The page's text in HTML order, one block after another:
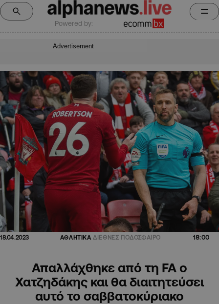
Powered by:
Advertisement
18.04.2023 ΑΘΛΗΤΙΚΑ ΔΙΕΘΝΕΣ ΠΟΔΟΣΦΑΙΡΟ 18:00
Απαλλάχθηκε από τη FA ο
Χατζηδάκης και θα διαιτητεύσει
αυτό το σαββατοκύριακο